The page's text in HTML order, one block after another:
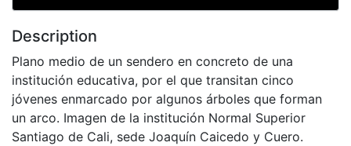
Description
Plano medio de un sendero en concreto de una
institución educativa, por el que transitan cinco
jóvenes enmarcado por algunos árboles que forman
un arco. Imagen de la institución Normal Superior
Santiago de Cali, sede Joaquín Caicedo y Cuero.